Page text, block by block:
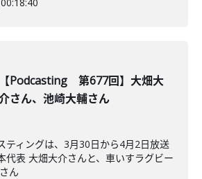
【Podcasting 第677回】大畑大
さん、池崎大輔さん
ティングは、3月30日から4月2日放送
代表 大畑大介さんと、車いすラグビー
ん